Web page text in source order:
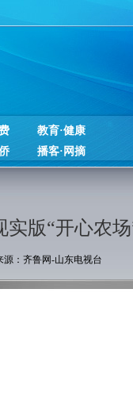
教育·健康
播客·网摘
版“开心农场
：齐鲁网-山东电视台